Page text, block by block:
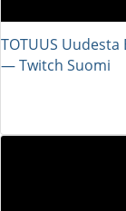
TOTUUS
― Twitch Suomi